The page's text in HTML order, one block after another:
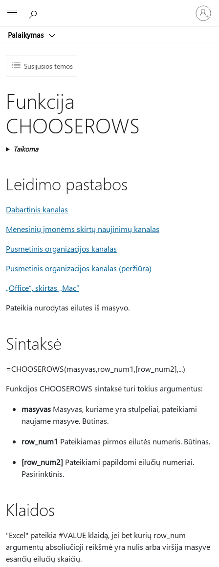
Palaikymas
prie
paskyros
Susijusios temos
Funkcija
CHOOSEROWS
Taikoma
Leidimo pastabos
Dabartinis kanalas
Mėnesinių įmonėms skirtų naujinimų kanalas
Pusmetinis organizacijos kanalas
Pusmetinis organizacijos kanalas (peržiūra)
„Office“, skirtas „Mac“
Pateikia nurodytas eilutes iš masyvo.
Sintaksė
=CHOOSEROWS(masyvas,row_num1,[row_num2],...)
Funkcijos CHOOSEROWS sintaksė turi tokius argumentus:
masyvas Masyvas, kuriame yra stulpeliai, pateikiami
naujame masyve. Būtinas.
row_num1 Pateikiamas pirmos eilutės numeris. Būtinas.
[row_num2] Pateikiami papildomi eilučių numeriai.
Pasirinktinis.
Klaidos
"Excel" pateikia #VALUE klaidą, jei bet kurių row_num
argumentų absoliučioji reikšmė yra nulis arba viršija masyve
esančių eilučių skaičių.